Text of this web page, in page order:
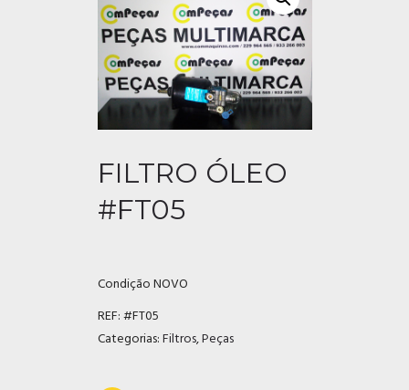
FILTRO ÓLEO
#FT05
Condição NOVO
REF:#FT05
Categorias:Filtros,Peças